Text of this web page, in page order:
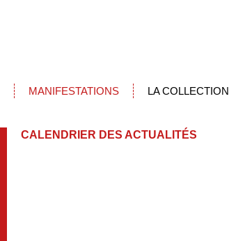
MANIFESTATIONS LA COLLECTION
CALENDRIER DES ACTUALITÉS